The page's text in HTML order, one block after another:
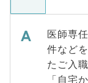
医師専
件など
たご入
「自宅